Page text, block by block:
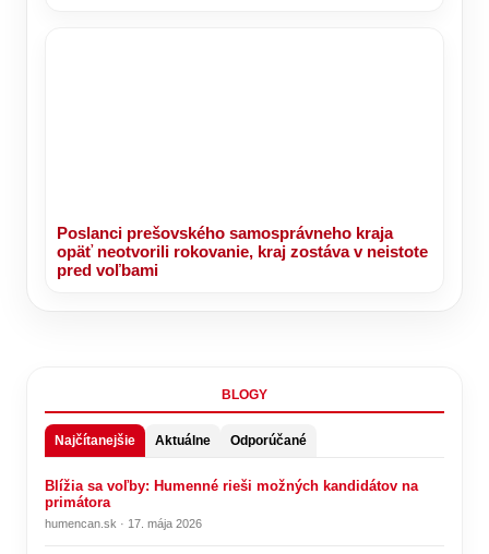
Poslanci prešovského samosprávneho kraja
opäť neotvorili rokovanie, kraj zostáva v neistote
pred voľbami
BLOGY
Najčítanejšie Aktuálne Odporúčané
Blížia sa voľby: Humenné rieši možných kandidátov na
primátora
humencan.sk · 17. mája 2026